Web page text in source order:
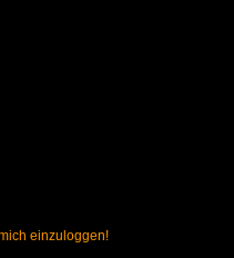
einzuloggen!